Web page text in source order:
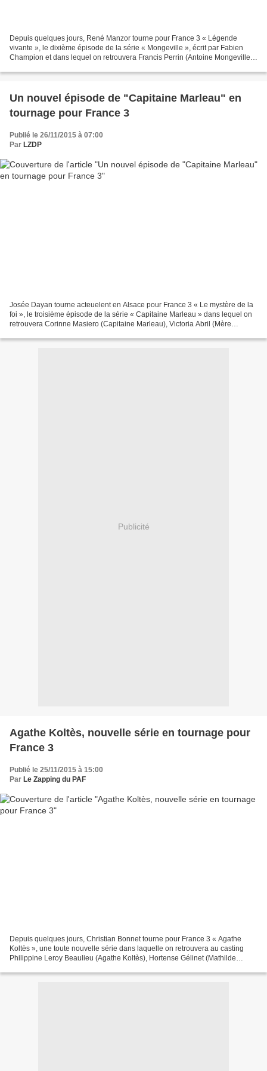
Depuis quelques jours, René Manzor tourne pour France 3 « Légende
vivante », le dixième épisode de la série « Mongeville », écrit par Fabien
Champion et dans lequel on retrouvera Francis Perrin (Antoine Mongeville),
Un nouvel épisode de "Capitaine Marleau" en
tournage pour France 3
Publié le 26/11/2015 à 07:00
Par LZDP
Josée Dayan tourne acteuelent en Alsace pour France 3 « Le mystère de la
foi », le troisième épisode de la série « Capitaine Marleau » dans lequel on
retrouvera Corinne Masiero (Capitaine Marleau), Victoria Abril (Mère
Publicité
Agathe Koltès, nouvelle série en tournage pour
France 3
Publié le 25/11/2015 à 15:00
Par Le Zapping du PAF
Depuis quelques jours, Christian Bonnet tourne pour France 3 « Agathe
Koltès », une toute nouvelle série dans laquelle on retrouvera au casting
Philippine Leroy Beaulieu (Agathe Koltès), Hortense Gélinet (Mathilde